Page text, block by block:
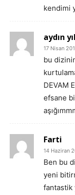
kendimi
aydın
17 Nisan
bu
DEVAM
efsane
Farti
14 Haziran
Ben bu
yeni
fantastik